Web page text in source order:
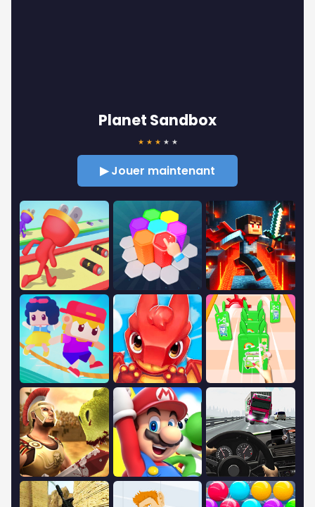
Planet Sandbox
★ ★ ★ ★ ★
▶ Jouer maintenant